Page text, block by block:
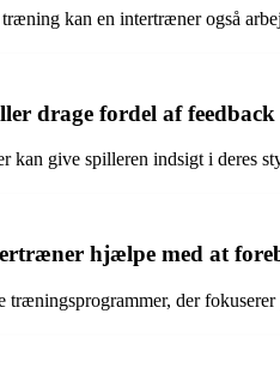
kan en intertræner også
drage fordel af
kan give spilleren indsigt i deres
hjælpe med at
træningsprogrammer, der